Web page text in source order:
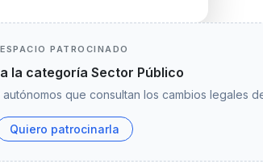
ESPACIO PATROCINADO
la categoría Sector Público
que consultan los cambios legales
Quiero patrocinarla